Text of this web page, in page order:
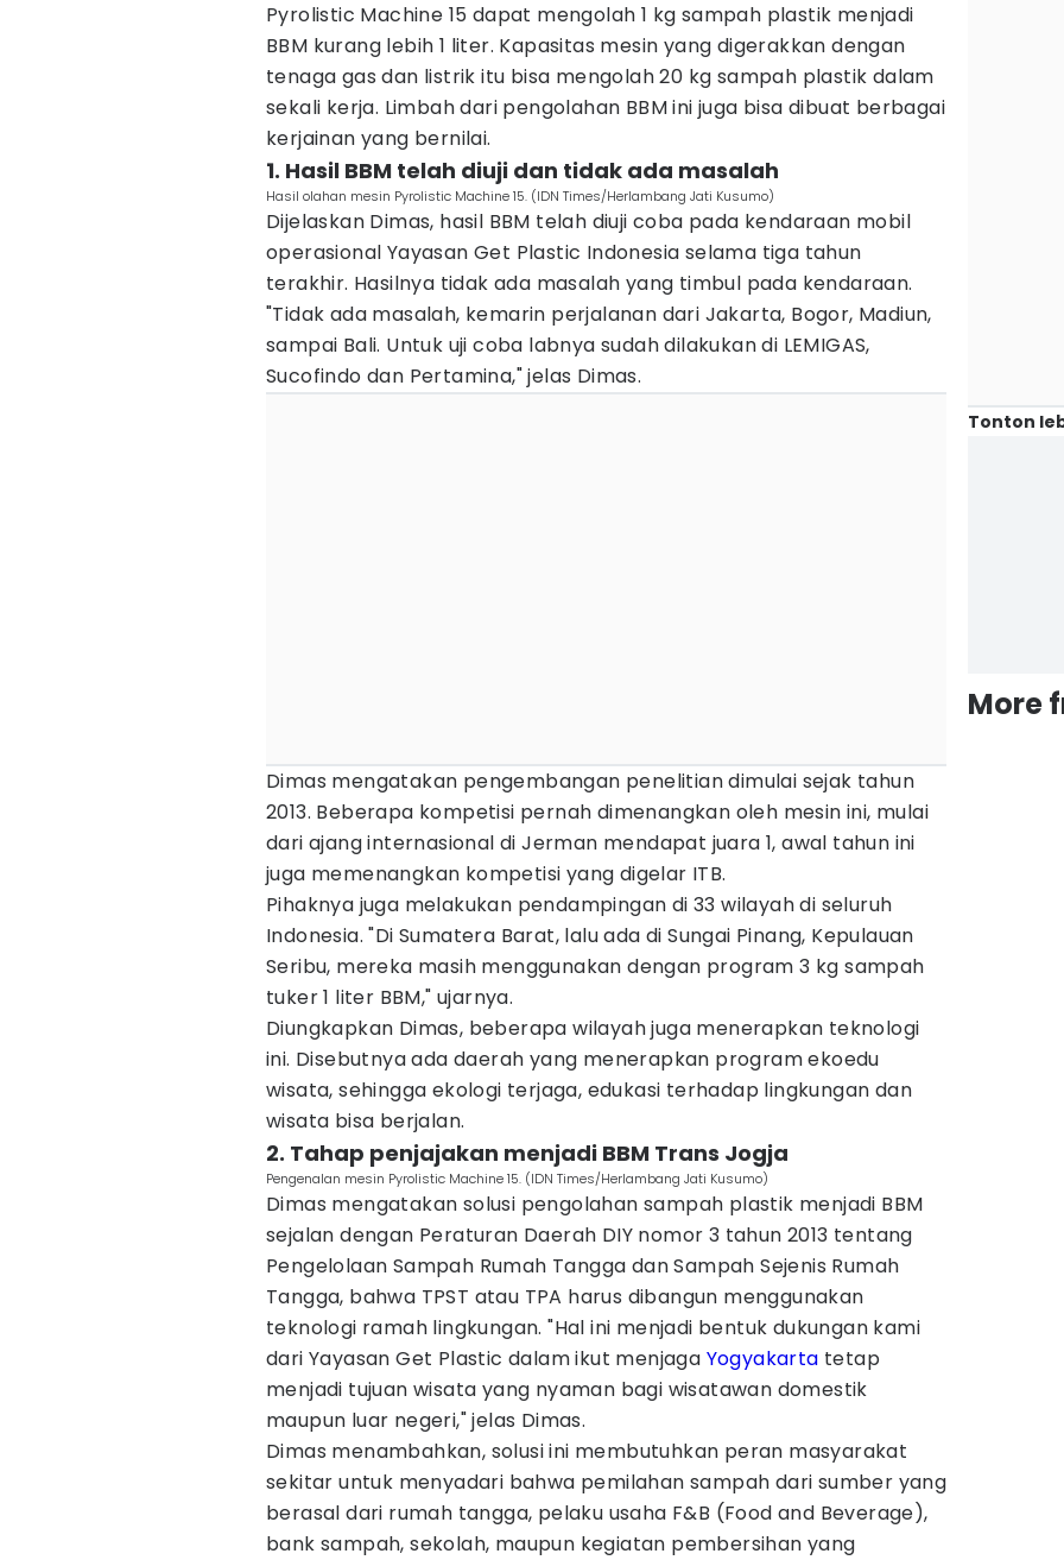
Pyrolistic Machine 15 dapat mengolah 1 kg sampah plastik menjadi
BBM kurang lebih 1 liter. Kapasitas mesin yang digerakkan dengan
tenaga gas dan listrik itu bisa mengolah 20 kg sampah plastik dalam
sekali kerja. Limbah dari pengolahan BBM ini juga bisa dibuat berbagai
kerjainan yang bernilai.
1. Hasil BBM telah diuji dan tidak ada masalah
Hasil olahan mesin Pyrolistic Machine 15. (IDN Times/Herlambang Jati Kusumo)
Dijelaskan Dimas, hasil BBM telah diuji coba pada kendaraan mobil
operasional Yayasan Get Plastic Indonesia selama tiga tahun
terakhir. Hasilnya tidak ada masalah yang timbul pada kendaraan.
"Tidak ada masalah, kemarin perjalanan dari Jakarta, Bogor, Madiun,
sampai Bali. Untuk uji coba labnya sudah dilakukan di LEMIGAS,
Sucofindo dan Pertamina," jelas Dimas.
Dimas mengatakan pengembangan penelitian dimulai sejak tahun
2013. Beberapa kompetisi pernah dimenangkan oleh mesin ini, mulai
dari ajang internasional di Jerman mendapat juara 1, awal tahun ini
juga memenangkan kompetisi yang digelar ITB.
Pihaknya juga melakukan pendampingan di 33 wilayah di seluruh
Indonesia. "Di Sumatera Barat, lalu ada di Sungai Pinang, Kepulauan
Seribu, mereka masih menggunakan dengan program 3 kg sampah
tuker 1 liter BBM," ujarnya.
Diungkapkan Dimas, beberapa wilayah juga menerapkan teknologi
ini. Disebutnya ada daerah yang menerapkan program ekoedu
wisata, sehingga ekologi terjaga, edukasi terhadap lingkungan dan
wisata bisa berjalan.
2. Tahap penjajakan menjadi BBM Trans Jogja
Pengenalan mesin Pyrolistic Machine 15. (IDN Times/Herlambang Jati Kusumo)
Dimas mengatakan solusi pengolahan sampah plastik menjadi BBM
sejalan dengan Peraturan Daerah DIY nomor 3 tahun 2013 tentang
Pengelolaan Sampah Rumah Tangga dan Sampah Sejenis Rumah
Tangga, bahwa TPST atau TPA harus dibangun menggunakan
teknologi ramah lingkungan. "Hal ini menjadi bentuk dukungan kami
dari Yayasan Get Plastic dalam ikut menjaga Yogyakarta tetap
menjadi tujuan wisata yang nyaman bagi wisatawan domestik
maupun luar negeri," jelas Dimas.
Dimas menambahkan, solusi ini membutuhkan peran masyarakat
sekitar untuk menyadari bahwa pemilahan sampah dari sumber yang
berasal dari rumah tangga, pelaku usaha F&B (Food and Beverage),
bank sampah, sekolah, maupun kegiatan pembersihan yang
Tonton
More